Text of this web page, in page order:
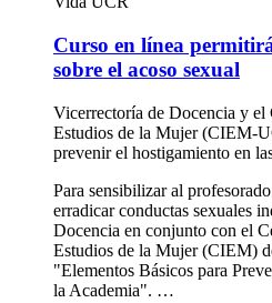
Curso en línea
sobre el acoso sexual
Vicerrectoría de Docencia y el
Estudios de la Mujer (CIEM-
prevenir el hostigamiento en
Para sensibilizar al
erradicar conductas sexuales
Docencia en conjunto con el
Estudios de la Mujer (CIEM)
"Elementos Básicos para
la Academia". …